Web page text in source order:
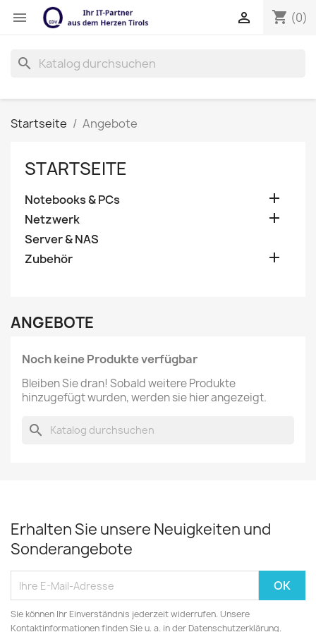
 shopping_cart (0)

search
Startseite Angebote
STARTSEITE
Notebooks & PCs 
Netzwerk 
Server & NAS
Zubehör

ANGEBOTE
Noch keine Produkte verfügbar
Bleiben Sie dran! Sobald weitere Produkte
hinzugefügt wurden, werden sie hier angezeigt.
search
Erhalten Sie unsere Neuigkeiten und
Sonderangebote
Sie können Ihr Einverständnis jederzeit widerrufen. Unsere
Kontaktinformationen finden Sie u. a. in der Datenschutzerklärung.